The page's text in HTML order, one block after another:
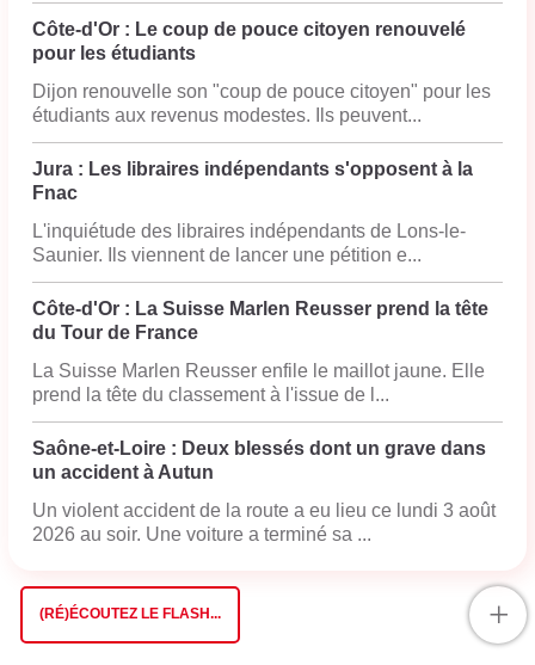
Côte-d'Or : Le coup de pouce citoyen renouvelé
pour les étudiants
Dijon renouvelle son "coup de pouce citoyen" pour les
étudiants aux revenus modestes. Ils peuvent...
Jura : Les libraires indépendants s'opposent à la
Fnac
L'inquiétude des libraires indépendants de Lons-le-
Saunier. Ils viennent de lancer une pétition e...
Côte-d'Or : La Suisse Marlen Reusser prend la tête
du Tour de France
La Suisse Marlen Reusser enfile le maillot jaune. Elle
prend la tête du classement à l'issue de l...
Saône-et-Loire : Deux blessés dont un grave dans
un accident à Autun
Un violent accident de la route a eu lieu ce lundi 3 août
2026 au soir. Une voiture a terminé sa ...
(RÉ)ÉCOUTEZ LE FLASH... +